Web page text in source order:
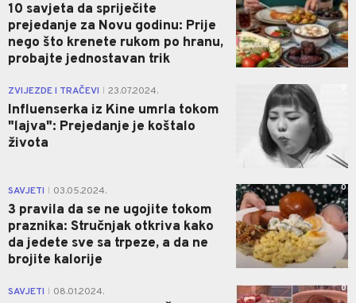
10 savjeta da spriječite
prejedanje za Novu godinu: Prije
nego što krenete rukom po hranu,
probajte jednostavan trik
ZVIJEZDE I TRAČEVI 23.07.2024.
Influenserka iz Kine umrla tokom
"lajva": Prejedanje je koštalo
života
SAVJETI 03.05.2024.
3 pravila da se ne ugojite tokom
praznika: Stručnjak otkriva kako
da jedete sve sa trpeze, a da ne
brojite kalorije
0
SAVJETI 08.01.2024. 0